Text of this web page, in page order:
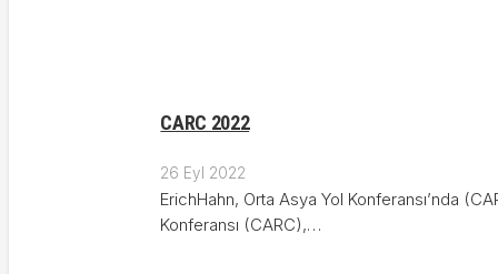
CARC 2022
26 Eyl 2022
ErichHahn, Orta Asya Yol Konferansı’nda
Konferansı (CARC),…